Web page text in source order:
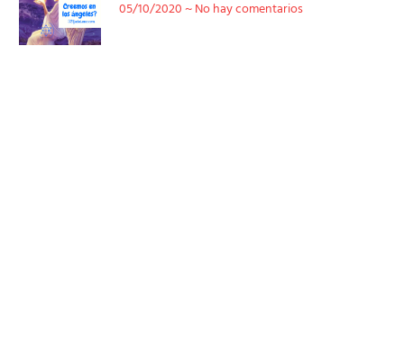
05/10/2020 No hay comentarios